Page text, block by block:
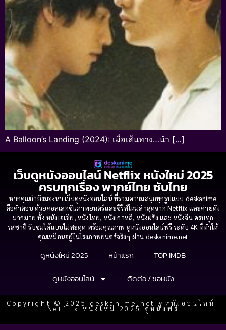
A Balloon’s Landing (2024): เมื่อเส้นทาง…นำ […]
เว็บดูหนังออนไลน์ Netflix หนังใหม่ 2025
ครบทุกเรื่อง พากย์ไทย ซับไทย
หากคุณกำลังมองหา เว็บดูหนังออนไลน์ ที่รวมความสนุกทุกรูปแบบ deskanime
คือคำตอบ ด้วยคอลเลกชันภาพยนตร์และซีรีส์ใหม่ล่าสุดจาก Netflix และค่ายดัง
มากมาย ทั้ง หนังเอเชีย, หนังไทย, หนังเกาหลี, หนังฝรั่ง และ หนังจีน ครบทุก
รสชาติ รับชมได้แบบไม่สะดุด พร้อมคุณภาพ ดูหนังออนไลน์ฟรี ระดับ 4K ที่ทำให้
คุณเหมือนอยู่ในโรงภาพยนตร์จริงๆ ผ่าน deskanime.net
ดูหนังใหม่ 2025 หน้าแรก
TOP IMDB
ดูหนังออนไลน์
ติดต่อ / ขอหนัง
Copyright © 2025 deskanime.net ดูหนังออนไลน์
Netflix หนังใหม่ 2025 ดูหนังฟรี